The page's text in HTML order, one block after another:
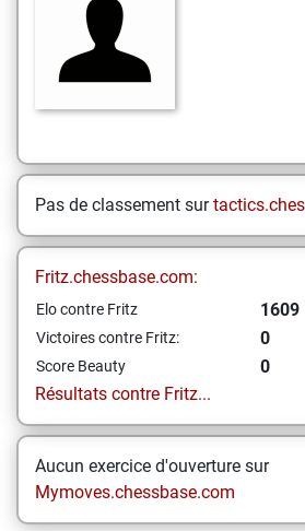
Pas de classement sur
Fritz.chessbase.com:
Elo contre Fritz 1609
Victoires contre Fritz: 0
Score Beauty
0
Résultats contre Fritz...
Aucun exercice d'ouverture sur
Mymoves.chessbase.com